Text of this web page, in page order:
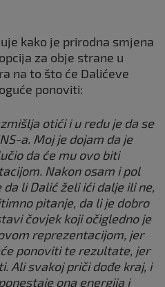
kako je prirodna smjena
za obje strane u
na to što će Dalićeve
ponoviti:
otići i u redu je da se
a. Moj je dojam da je
da će mu ovo biti
Nakon osam i pol
li Dalić želi ići dalje ili ne,
pitanje, da li je dobro
čovjek koji očigledno je
reprezentacijom, jer
ponoviti te rezultate, jer
Ali svakoj priči dođe kraj, i
ona energija i